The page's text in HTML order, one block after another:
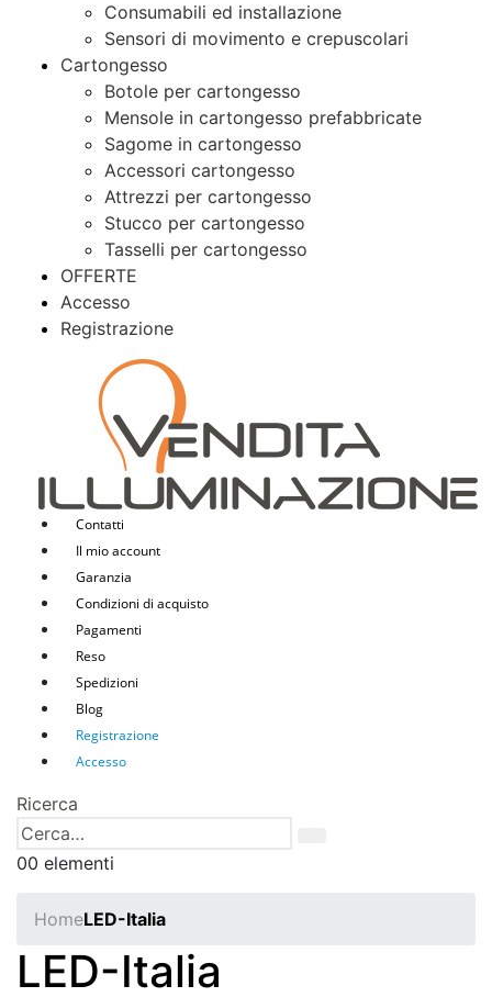
Consumabili ed installazione
Sensori di movimento e crepuscolari
Cartongesso
Botole per cartongesso
Mensole in cartongesso prefabbricate
Sagome in cartongesso
Accessori cartongesso
Attrezzi per cartongesso
Stucco per cartongesso
Tasselli per cartongesso
OFFERTE
Accesso
Registrazione
Contatti
Il mio account
Garanzia
Condizioni di acquisto
Pagamenti
Reso
Spedizioni
Blog
Registrazione
Accesso
Ricerca
00 elementi
HomeLED-Italia
LED-Italia